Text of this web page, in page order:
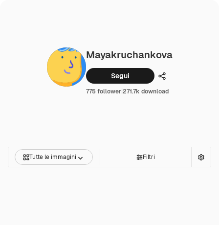
Mayakruchankova
Segui Condividi
775 follower|271.7k download
Tutte le immagini Filtri